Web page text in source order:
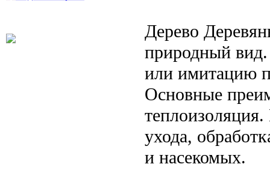
Дерево
природный
или имитацию
Основные
ухода,
и насекомых.